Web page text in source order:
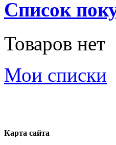
Список
Товаров нет
Мои списки
Карта сайта